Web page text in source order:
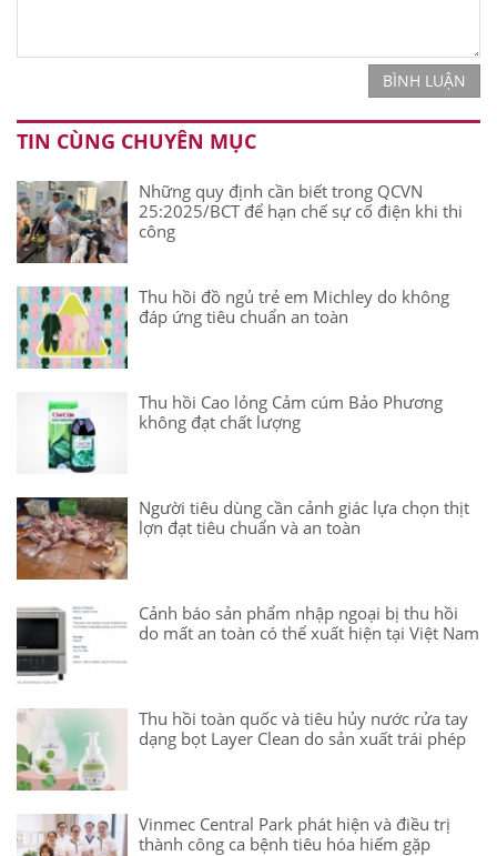
BÌNH LUẬN
TIN CÙNG CHUYÊN MỤC
Những quy định cần biết trong QCVN
25:2025/BCT để hạn chế sự cố điện khi thi
công
Thu hồi đồ ngủ trẻ em Michley do không
đáp ứng tiêu chuẩn an toàn
Thu hồi Cao lỏng Cảm cúm Bảo Phương
không đạt chất lượng
Người tiêu dùng cần cảnh giác lựa chọn thịt
lợn đạt tiêu chuẩn và an toàn
Cảnh báo sản phẩm nhập ngoại bị thu hồi
do mất an toàn có thể xuất hiện tại Việt Nam
Thu hồi toàn quốc và tiêu hủy nước rửa tay
dạng bọt Layer Clean do sản xuất trái phép
Vinmec Central Park phát hiện và điều trị
thành công ca bệnh tiêu hóa hiếm gặp